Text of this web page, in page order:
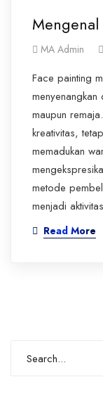
Mengenal
MA Admin
Face painting
maupun
kreativitas,
memadukan
metode
menjadi
Read More